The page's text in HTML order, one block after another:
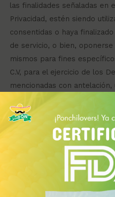
las finalidades señaladas en
Privacidad, estén siendo
consentidas o haya
de servicio, o bien,
mismos para fines
C.V, para el ejercicio de los
mencionadas con
dirección de correo
La solicitud que presente
el domicilio o correo
recibir toda la información
además de estar